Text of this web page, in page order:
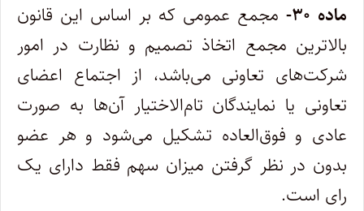
ماده ۳۰-
مجمع عمومی که بر اساس این قانون
بالاترین مجمع اتخاذ تصمیم و نظارت در امور
شرکت‌های تعاونی می‌باشد، از اجتماع اعضای
تعاونی یا نمایندگان تام‌الاختیار آن‌ها به صورت
عادی و فوق‌العاده تشکیل می‌شود و هر عضو
بدون در نظر گرفتن میزان سهم فقط دارای یک
رای است.